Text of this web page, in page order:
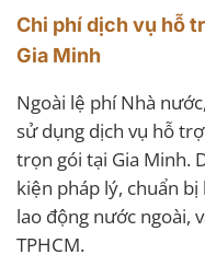
Chi phí dịch vụ hỗ
Gia Minh
Ngoài lệ phí Nhà
sử dụng dịch vụ hỗ
trọn gói tại Gia Minh.
kiện pháp lý, chuẩn
lao động nước ngoài,
TPHCM.